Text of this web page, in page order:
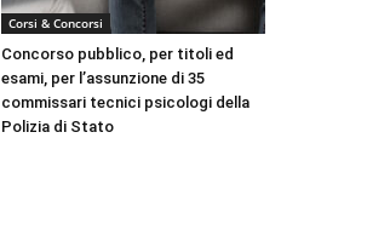
Corsi & Concorsi
Concorso pubblico, per titoli ed
esami, per l’assunzione di 35
commissari tecnici psicologi della
Polizia di Stato